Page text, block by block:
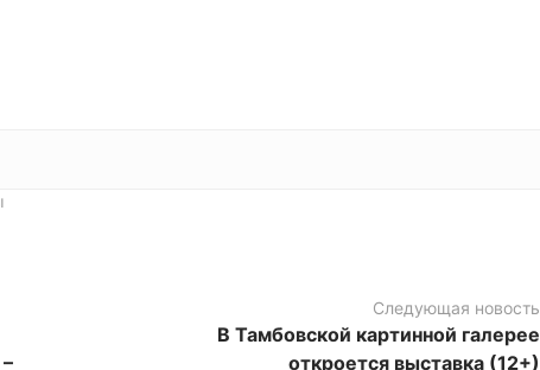
Следующая новость
В Тамбовской картинной галерее
откроется выставка (12+)